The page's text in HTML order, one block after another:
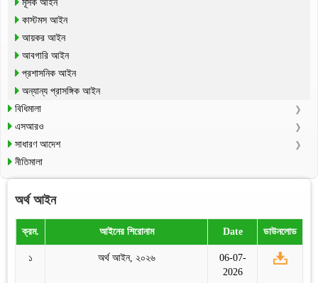
মূসক আইন
কাস্টমস আইন
আয়কর আইন
আবগারি আইন
প্রশাসনিক আইন
অন্যান্য প্রাসঙ্গিক আইন
বিধিমালা
এসআরও
সাধারণ আদেশ
নীতিমালা
অর্থ আইন
ক্রম. আইনের শিরোনাম Date ডাউনলোড
১ অর্থ আইন, ২০২৬
06-07-
2026